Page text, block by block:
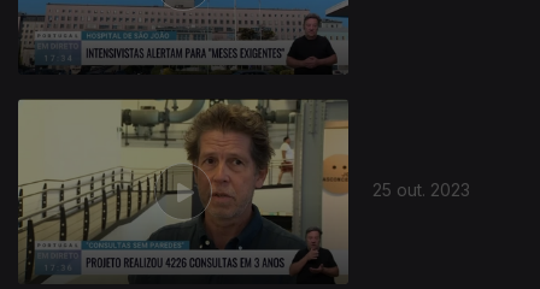
25 out. 2023